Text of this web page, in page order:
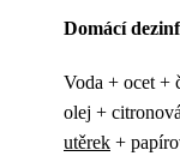
Domácí
Voda + ocet +
olej +
utěrek +